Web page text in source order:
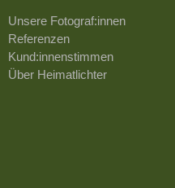
Unsere Fotograf:innen
Referenzen
Kund:innenstimmen
Über Heimatlichter